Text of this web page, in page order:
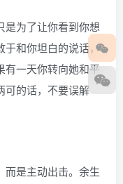
是为了让你看到你想
于和你坦白的说话，
有一天你转向她和平
可的话，不要误解
而是主动出击。余生